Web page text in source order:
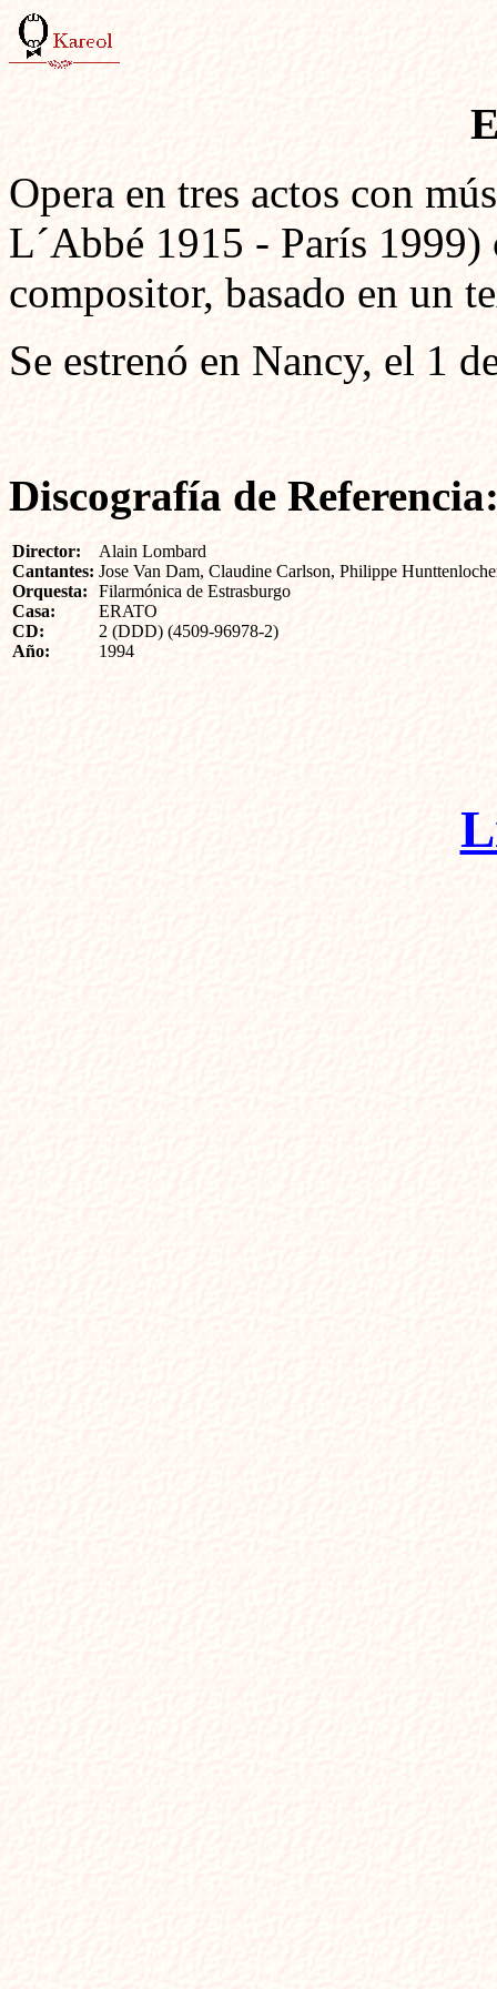
Opera en tres actos con
L´Abbé 1915 - París
compositor, basado en un
Se estrenó en Nancy, el 1
Discografía de
Director:
Cantantes:
Orquesta:
Casa:
CD:
Año:
Alain Lombard
Jose Van Dam, Claudine Carlson, Philippe
Filarmónica de Estrasburgo
ERATO
2 (DDD) (4509-96978-2)
1994